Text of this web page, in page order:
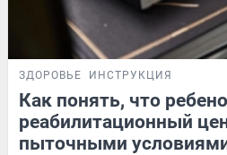
ЗДОРОВЬЕ ИНСТРУКЦИЯ
Как понять, что
реабилитационный
пыточными